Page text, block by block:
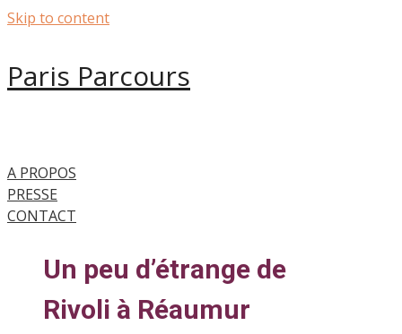
Skip to content
Paris Parcours
A PROPOS
PRESSE
CONTACT
Un peu d’étrange de
Rivoli à Réaumur